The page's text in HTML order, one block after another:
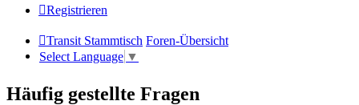
Registrieren
Transit Stammtisch Foren-Übersicht
Select Language ▼
Häufig gestellte Fragen